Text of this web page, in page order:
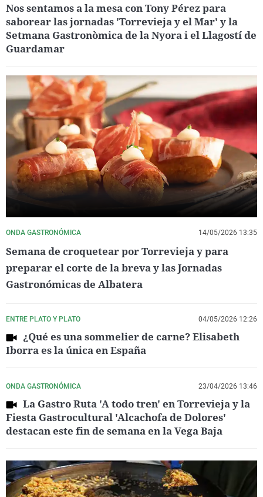
Nos sentamos a la mesa con Tony Pérez para
saborear las jornadas 'Torrevieja y el Mar' y la
Setmana Gastronòmica de la Nyora i el Llagostí de
Guardamar
ONDA GASTRONÓMICA 14/05/2026 13:35
Semana de croquetear por Torrevieja y para
preparar el corte de la breva y las Jornadas
Gastronómicas de Albatera
ENTRE PLATO Y PLATO 04/05/2026 12:26
¿Qué es una sommelier de carne? Elisabeth
Iborra es la única en España
ONDA GASTRONÓMICA 23/04/2026 13:46
La Gastro Ruta 'A todo tren' en Torrevieja y la
Fiesta Gastrocultural 'Alcachofa de Dolores'
destacan este fin de semana en la Vega Baja